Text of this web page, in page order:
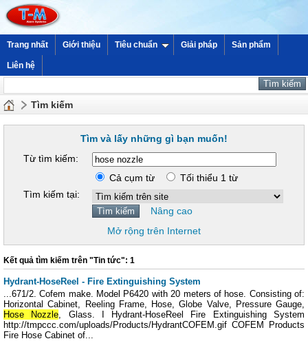
Trang nhất Giới thiệu Tiêu chuẩn Giải pháp Sản phẩm
Liên hệ
Tìm kiếm
Tìm và lấy những gì bạn muốn!
Từ tìm kiếm:
Cả cụm từ
Tối thiểu 1 từ
Tìm kiếm tại:
Nâng cao
Mở rộng trên Internet
Kết quả tìm kiếm trên "Tin tức": 1
Hydrant-HoseReel - Fire Extinguishing System
...671/2. Cofem make. Model P6420 with 20 meters of hose. Consisting of:
Horizontal Cabinet, Reeling Frame, Hose, Globe Valve, Pressure Gauge,
Hose Nozzle, Glass. I Hydrant-HoseReel Fire Extinguishing System
http://tmpccc.com/uploads/Products/HydrantCOFEM.gif COFEM Products
Fire Hose Cabinet of...